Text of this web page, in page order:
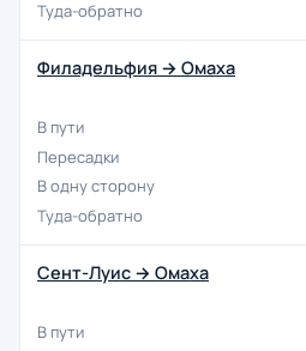
Филадельфия → Омаха
Сент-Луис → Омаха